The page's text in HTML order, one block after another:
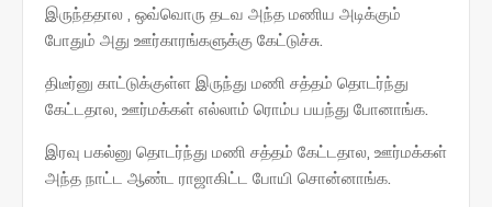
இருந்ததால , ஒவ்வொரு தடவ அந்த மணிய அடிக்கும்
போதும் அது ஊர்காரங்களுக்கு கேட்டுச்சு.
திடீர்னு காட்டுக்குள்ள இருந்து மணி சத்தம் தொடர்ந்து
கேட்டதால, ஊர்மக்கள் எல்லாம் ரொம்ப பயந்து போனாங்க.
இரவு பகல்னு தொடர்ந்து மணி சத்தம் கேட்டதால, ஊர்மக்கள்
அந்த நாட்ட ஆண்ட ராஜாகிட்ட போயி சொன்னாங்க.